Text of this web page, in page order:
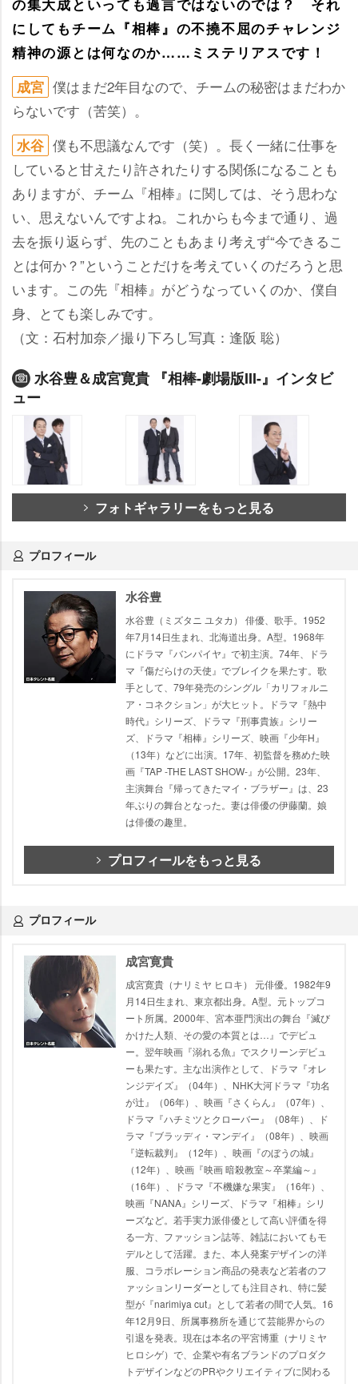
にしてもチーム『相棒』の不撓不屈のチャレンジ
精神の源とは何なのか……ミステリアスです！
成宮 僕はまだ2年目なので、チームの秘密はまだわか
らないです（苦笑）。
水谷 僕も不思議なんです（笑）。長く一緒に仕事を
していると甘えたり許されたりする関係になることも
ありますが、チーム『相棒』に関しては、そう思わな
い、思えないんですよね。これからも今まで通り、過
去を振り返らず、先のこともあまり考えず“今できるこ
とは何か？”ということだけを考えていくのだろうと思
います。この先『相棒』がどうなっていくのか、僕自
身、とても楽しみです。
（文：石村加奈／撮り下ろし写真：逢阪 聡）
水谷豊＆成宮寛貴 『相棒-劇場版III-』インタビ
ュー
フォトギャラリーをもっと見る
プロフィール
水谷豊
水谷豊（ミズタニ ユタカ） 俳優、歌手。1952
年7月14日生まれ、北海道出身。A型。1968年
にドラマ『バンパイヤ』で初主演。74年、ドラ
マ『傷だらけの天使』でブレイクを果たす。歌
手として、79年発売のシングル「カリフォルニ
ア・コネクション」が大ヒット。ドラマ『熱中
時代』シリーズ、ドラマ『刑事貴族』シリー
ズ、ドラマ『相棒』シリーズ、映画『少年H』
（13年）などに出演。17年、初監督を務めた映
画『TAP -THE LAST SHOW-』が公開。23年、
主演舞台『帰ってきたマイ・ブラザー』は、23
年ぶりの舞台となった。妻は俳優の伊藤蘭。娘
は俳優の趣里。
プロフィールをもっと見る
プロフィール
成宮寛貴
成宮寛貴（ナリミヤ ヒロキ） 元俳優。1982年9
月14日生まれ、東京都出身。A型。元トップコ
ート所属。2000年、宮本亜門演出の舞台『滅び
かけた人類、その愛の本質とは…』でデビュ
ー。翌年映画『溺れる魚』でスクリーンデビュ
ーも果たす。主な出演作として、ドラマ『オレ
ンジデイズ』（04年）、NHK大河ドラマ『功名
が辻』（06年）、映画『さくらん』（07年）、
ドラマ『ハチミツとクローバー』（08年）、ド
ラマ『ブラッディ・マンデイ』（08年）、映画
『逆転裁判』（12年）、映画『のぼうの城』
（12年）、映画『映画 暗殺教室～卒業編～』
（16年）、ドラマ『不機嫌な果実』（16年）、
映画『NANA』シリーズ、ドラマ『相棒』シリ
ーズなど。若手実力派俳優として高い評価を得
る一方、ファッション誌等、雑誌においてもモ
デルとして活躍。また、本人発案デザインの洋
服、コラボレーション商品の発表など若者のフ
ァッションリーダーとしても注目され、特に髪
型が『narimiya cut』として若者の間で人気。16
年12月9日、所属事務所を通じて芸能界からの
引退を発表。現在は本名の平宮博重（ナリミヤ
ヒロシゲ）で、企業や有名ブランドのプロダク
トデザインなどのPRやクリエイティブに関わる